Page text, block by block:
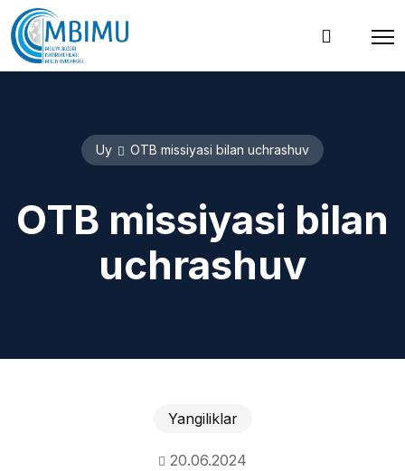
Uy OTB missiyasi bilan uchrashuv
OTB missiyasi bilan
uchrashuv
Yangiliklar
20.06.2024